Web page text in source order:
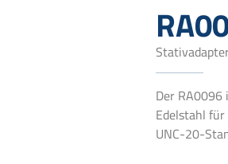
Der
Edelstahl
UNC-20-